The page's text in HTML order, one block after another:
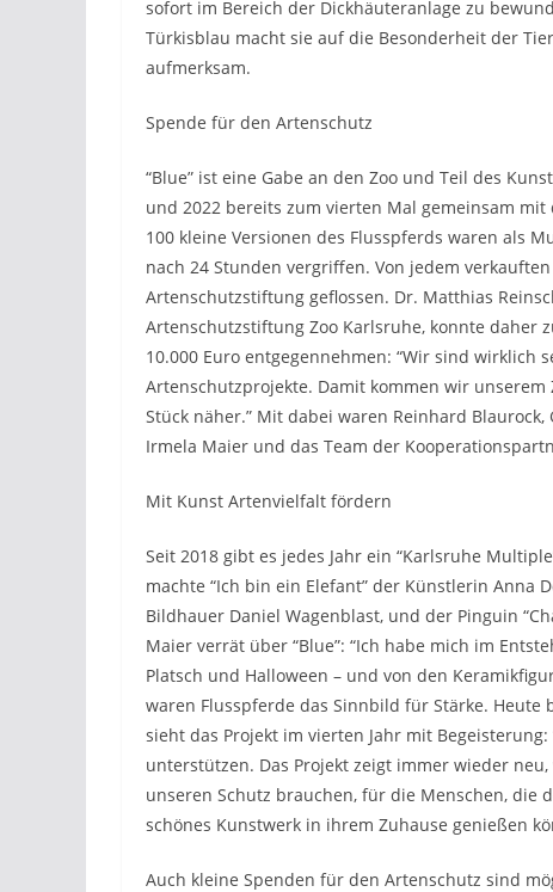
sofort im Bereich der Dickhäuteranlage zu
Türkisblau macht sie auf die Besonderheit der
aufmerksam.
Spende für den Artenschutz
“Blue” ist eine Gabe an den Zoo und Teil des
und 2022 bereits zum vierten Mal gemeinsam
100 kleine Versionen des Flusspferds waren als
nach 24 Stunden vergriffen. Von jedem
Artenschutzstiftung geflossen. Dr. Matthias
Artenschutzstiftung Zoo Karlsruhe, konnte daher
10.000 Euro entgegennehmen: “Wir sind
Artenschutzprojekte. Damit kommen wir
Stück näher.” Mit dabei waren Reinhard
Irmela Maier und das Team der
Mit Kunst Artenvielfalt fördern
Seit 2018 gibt es jedes Jahr ein “Karlsruhe
machte “Ich bin ein Elefant” der Künstlerin Anna
Bildhauer Daniel Wagenblast, und der Pinguin
Maier verrät über “Blue”: “Ich habe mich im
Platsch und Halloween – und von den
waren Flusspferde das Sinnbild für Stärke.
sieht das Projekt im vierten Jahr mit
unterstützen. Das Projekt zeigt immer wieder
unseren Schutz brauchen, für die Menschen, die
schönes Kunstwerk in ihrem Zuhause genießen
Auch kleine Spenden für den Artenschutz sind